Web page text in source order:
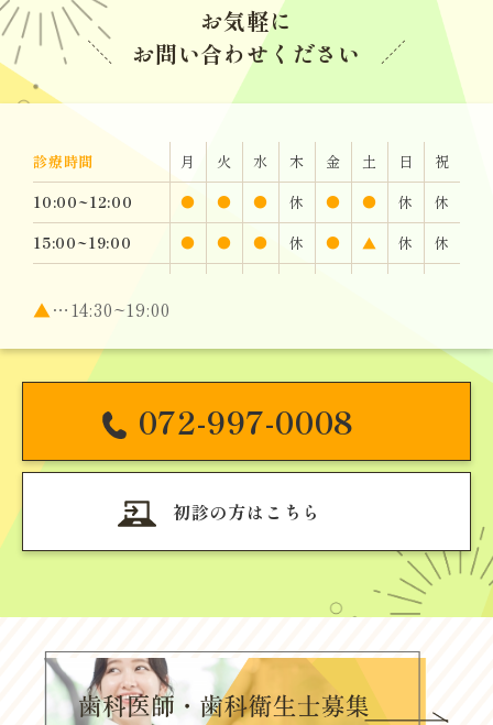
6月29日(土)休診となります。よろしくお願いいたします。
2018.04.19
2018.02.14
休診のお知らせ(3/15日午後〜19日)
年末年始の休診のお知らせ
2017.08.17
サイトをリニューアルいたしました。
2023.06.02
アライナーの枚数と治療期間
インビザラインドクターの選び方
2023.03.28
【インビザライン】未承認医療機器の使用について
お気軽に
お問い合わせください
診療時間 月 火 水 木 金 土 日
祝
10:00~12:00
● ● ● 休 ● ● 休
休
15:00~19:00
● ● ● 休 ● ▲ 休 休
▲…14:30~19:00
072-997-0008
初診の方はこちら